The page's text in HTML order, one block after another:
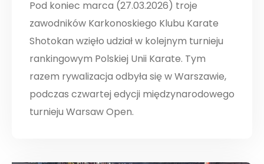
Pod koniec marca (27.03.2026) troje
zawodników Karkonoskiego Klubu Karate
Shotokan wzięło udział w kolejnym turnieju
rankingowym Polskiej Unii Karate. Tym
razem rywalizacja odbyła się w Warszawie,
podczas czwartej edycji międzynarodowego
turnieju Warsaw Open.